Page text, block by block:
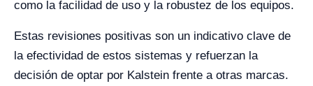
como la facilidad de uso y la robustez de los equipos.
Estas revisiones positivas son un indicativo clave de
la efectividad de estos sistemas y refuerzan la
decisión de optar por Kalstein frente a otras marcas.